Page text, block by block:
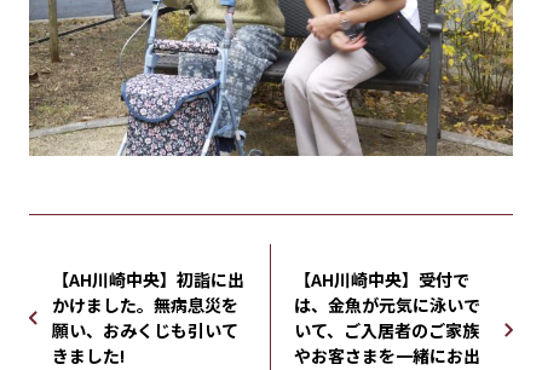
【AH川崎中央】初詣に出
かけました。無病息災を
願い、おみくじも引いて
きました!
【AH川崎中央】受付で
は、金魚が元気に泳いで
いて、ご入居者のご家族
やお客さまを一緒にお出